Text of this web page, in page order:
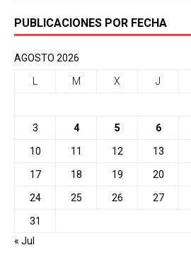
PUBLICACIONES POR FECHA
AGOSTO 2026
M X J
3 4 5 6
10 11 12 13
17 18 19 20
24 25 26 27
31
« Jul